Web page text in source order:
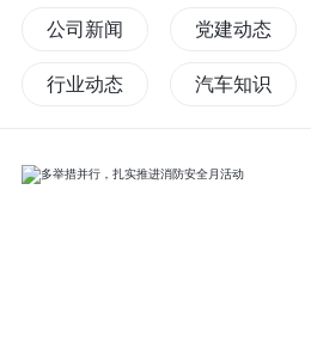
公司新闻 党建动态
行业动态 汽车知识